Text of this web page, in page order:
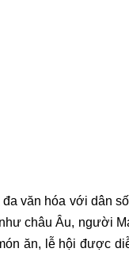
văn hóa với dân
châu Âu, người
ăn, lễ hội được